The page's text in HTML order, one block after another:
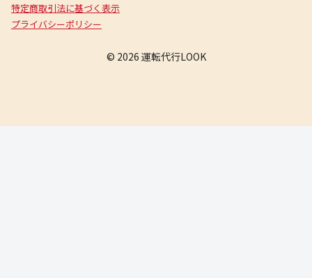
特定商取引法に基づく表示
プライバシーポリシー
© 2026 運転代行LOOK